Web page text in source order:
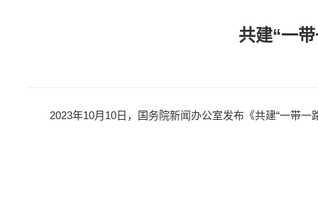
共建“一
2023年10月10日，国务院新闻办公室发布《共建“一带